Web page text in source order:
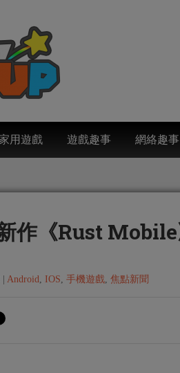
家用遊戲 遊戲趣事 網絡趣事
作《Rust
Android, IOS, 手機遊戲, 焦點新聞